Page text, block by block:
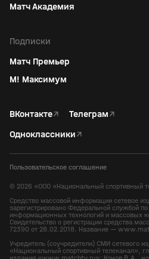
Матч Академия
Подписки
Матч Премьер
М! Максимум
ВКонтакте↗ Телеграм↗
Одноклассники↗
Пользовательское соглашение
© 2026 «ООО «Национальный спортивный
Средство массовой информации сетевое
зарегистрировано Федеральной службой
информационных технологий и массовых
Свидетельство о регистрации средства
72390 от 28.02.2018. Название —
Учредитель (соучредители) СМИ
«Национальный спортивный телеканал»,